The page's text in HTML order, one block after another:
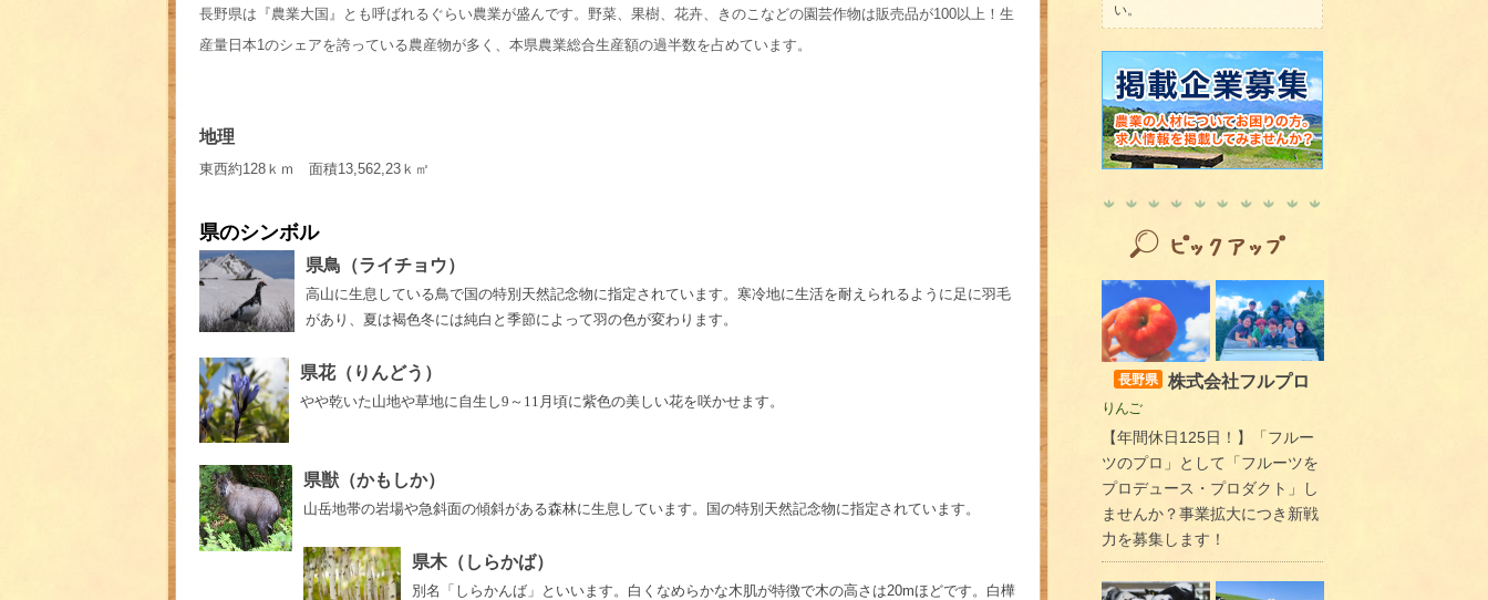
長野県は『農業大国』とも呼ばれるぐらい農業が盛んです。野菜、果樹、花卉、きのこなどの園芸作物は販売品が100以上！生
産量日本1のシェアを誇っている農産物が多く、本県農業総合生産額の過半数を占めています。
地理
東西約128ｋｍ 面積13,562,23ｋ㎡
県のシンボル
県鳥（ライチョウ）
高山に生息している鳥で国の特別 天然記念物に指定されています。寒冷地に生活を耐えられるように足に羽毛
があり、夏は褐色冬には純白と季節によって羽の色が変わります。
県花（りんどう）
やや乾いた山地や草地に自生し9 ～ 11 月頃に紫色の美しい花を咲かせます。
県獣（かもしか）
山岳地帯の岩場や急斜面の傾斜がある森林に生息しています。国の特別天然記念物に指定されています。
県木（しらかば）
別名「しらかんば」といいます。白くなめらかな木肌が特徴で木の高さは20mほどです。白樺
い。
長野県 株式会社フルプロ
りんご
【年間休日125日！】「フルー
ツのプロ」として「フルーツを
プロデュース・プロダクト」し
ませんか？事業拡大につき新戦
力を募集します！